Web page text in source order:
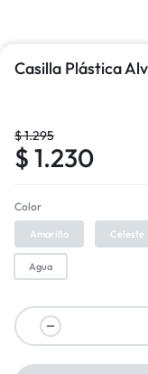
Casilla Plástica
$1.295
$ 1.230
Color
Amarillo Celeste
Agua